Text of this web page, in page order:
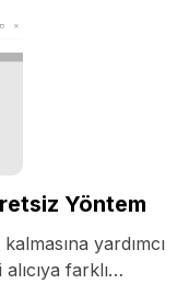
Yöntem
yardımcı
farklı